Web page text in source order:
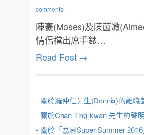
comments
陳豪(Moses)及陳茵媺
情侶檔出席手錶…
Read Post →
- 關於羅仲仁先生(Dennis)的離職
- 關於Chan Ting-kwan 先生的聲明
- 關於「荔園Super Summer